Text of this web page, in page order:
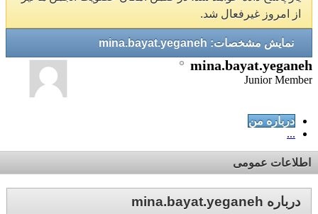
از امروز غیرفعال شد.
نمایش مشخصات: mina.bayat.yeganeh
mina.bayat.yeganeh
Junior Member
درباره من
...
اطلاعات عمومی
درباره mina.bayat.yeganeh